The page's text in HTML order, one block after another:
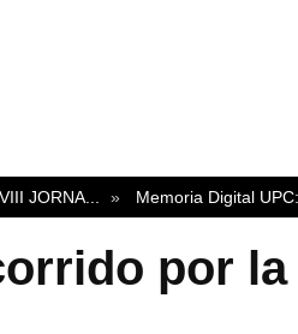
JORNA Memoria Digital
por